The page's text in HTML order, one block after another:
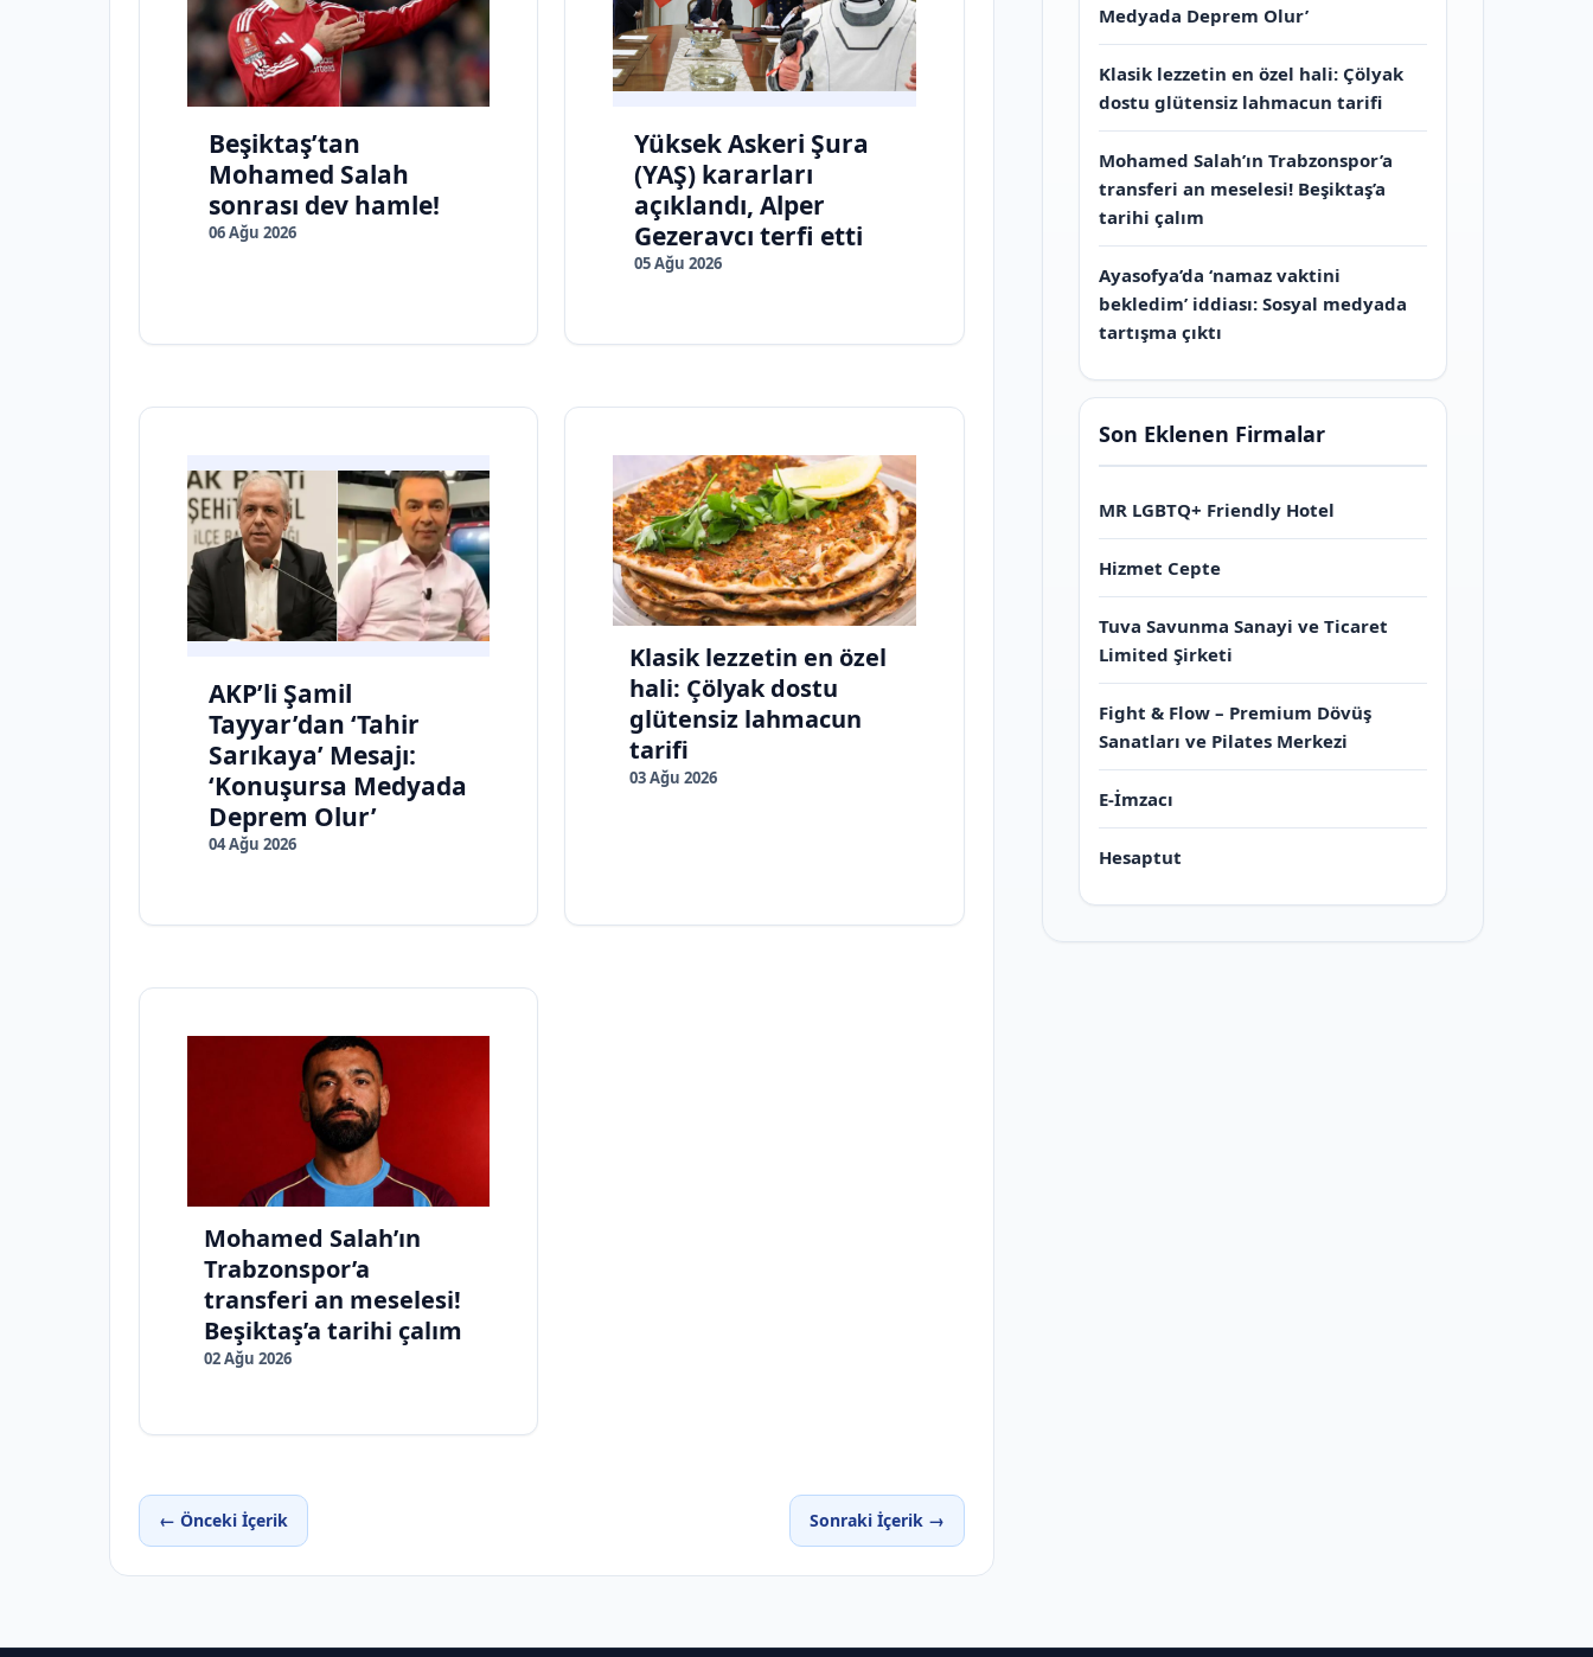
Beşiktaş’tan
Mohamed Salah
sonrası dev hamle!
06 Ağu 2026
Yüksek Askeri Şura
(YAŞ) kararları
açıklandı, Alper
Gezeravcı terfi etti
05 Ağu 2026
AKP’li Şamil
Tayyar’dan ‘Tahir
Sarıkaya’ Mesajı:
‘Konuşursa Medyada
Deprem Olur’
04 Ağu 2026
Klasik lezzetin en özel
hali: Çölyak dostu
glütensiz lahmacun
tarifi
03 Ağu 2026
Mohamed Salah’ın
Trabzonspor’a
transferi an meselesi!
Beşiktaş’a tarihi çalım
02 Ağu 2026
← Önceki İçerik Sonraki İçerik →
Medyada Deprem Olur’
Klasik lezzetin en özel hali: Çölyak
dostu glütensiz lahmacun tarifi
Mohamed Salah’ın Trabzonspor’a
transferi an meselesi! Beşiktaş’a
tarihi çalım
Ayasofya’da ‘namaz vaktini
bekledim’ iddiası: Sosyal medyada
tartışma çıktı
Son Eklenen Firmalar
MR LGBTQ+ Friendly Hotel
Hizmet Cepte
Tuva Savunma Sanayi ve Ticaret
Limited Şirketi
Fight & Flow – Premium Dövüş
Sanatları ve Pilates Merkezi
E-İmzacı
Hesaptut